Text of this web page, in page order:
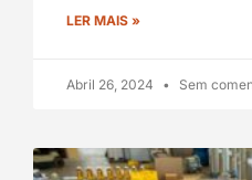
LER MAIS »
Abril 26, 2024 Sem